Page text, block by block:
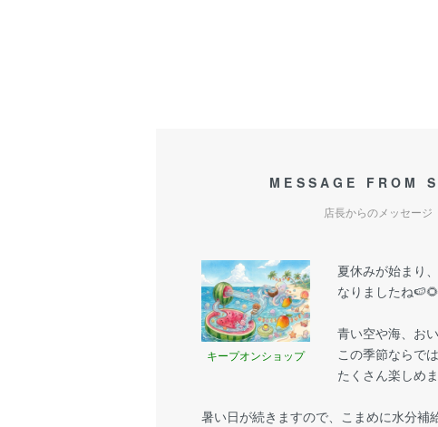
MESSAGE FROM
店長からのメッセージ
キープオンショップ
夏休みが始まり
なりましたね🍉🌻
青い空や海、お
この季節ならで
たくさん楽しめ
暑い日が続きますので、こまめに水分補